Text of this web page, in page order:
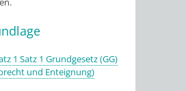
1 Satz 1 Grundgesetz (GG)
und Enteignung)